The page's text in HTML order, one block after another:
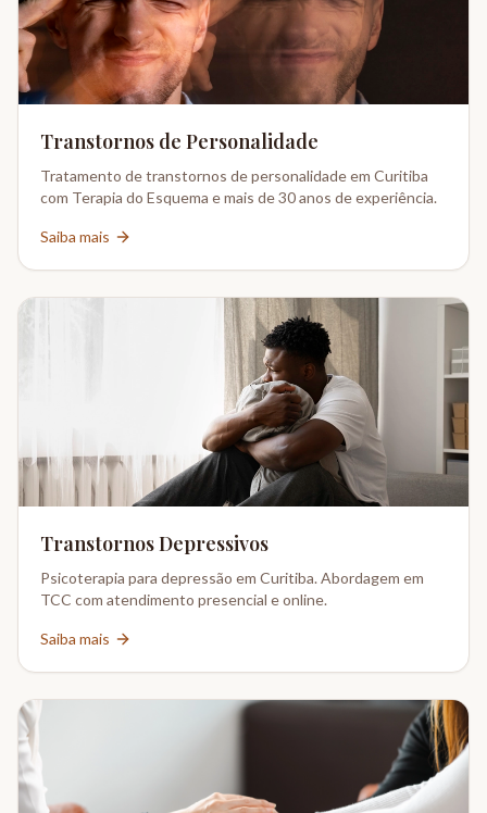
Transtornos de Personalidade
Tratamento de transtornos de personalidade em Curitiba
com Terapia do Esquema e mais de 30 anos de experiência.
Saiba mais
Transtornos Depressivos
Psicoterapia para depressão em Curitiba. Abordagem em
TCC com atendimento presencial e online.
Saiba mais